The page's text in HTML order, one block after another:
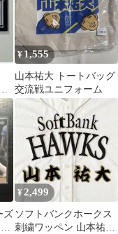
¥ 1,555
山本祐大 トートバッグ
交流戦ユニフォーム
ズ
¥2,499
ソフトバンクホークス
刺繍ワッペン 山本祐大